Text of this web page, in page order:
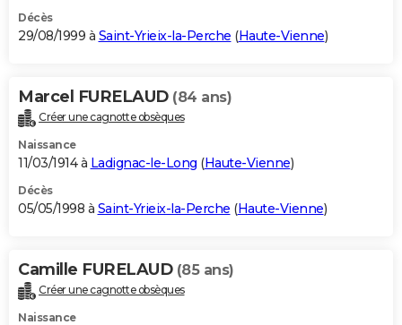
Décès
29/08/1999 à Saint-Yrieix-la-Perche (Haute-Vienne)
Marcel FURELAUD (84 ans)
Créer une cagnotte obsèques
Naissance
11/03/1914 à Ladignac-le-Long (Haute-Vienne)
Décès
05/05/1998 à Saint-Yrieix-la-Perche (Haute-Vienne)
Camille FURELAUD (85 ans)
Créer une cagnotte obsèques
Naissance